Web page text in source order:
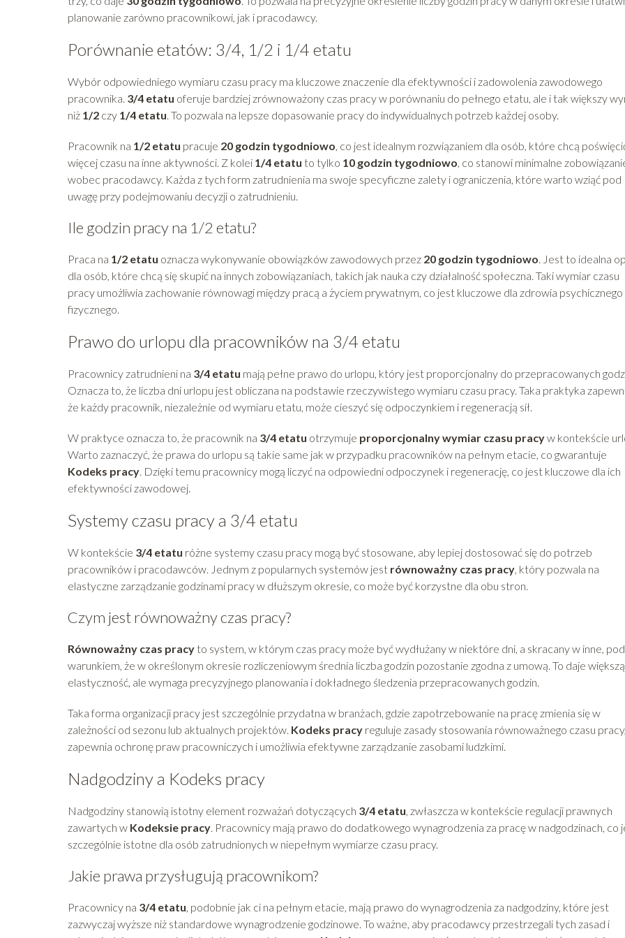
planowanie zarówno pracownikowi, jak i pracodawcy.
Porównanie etatów: 3/4, 1/2 i 1/4 etatu
Wybór odpowiedniego wymiaru czasu pracy ma kluczowe znaczenie dla efektywności i zadowolenia zawodowego
pracownika. 3/4 etatu oferuje bardziej zrównoważony czas pracy w porównaniu do pełnego etatu, ale i tak większy
niż 1/2 czy 1/4 etatu. To pozwala na lepsze dopasowanie pracy do indywidualnych potrzeb każdej osoby.
Pracownik na 1/2 etatu pracuje 20 godzin tygodniowo, co jest idealnym rozwiązaniem dla osób, które chcą
więcej czasu na inne aktywności. Z kolei 1/4 etatu to tylko 10 godzin tygodniowo, co stanowi minimalne
wobec pracodawcy. Każda z tych form zatrudnienia ma swoje specyficzne zalety i ograniczenia, które warto wziąć pod
uwagę przy podejmowaniu decyzji o zatrudnieniu.
Ile godzin pracy na 1/2 etatu?
Praca na 1/2 etatu oznacza wykonywanie obowiązków zawodowych przez 20 godzin tygodniowo. Jest to idealna
dla osób, które chcą się skupić na innych zobowiązaniach, takich jak nauka czy działalność społeczna. Taki wymiar czasu
pracy umożliwia zachowanie równowagi między pracą a życiem prywatnym, co jest kluczowe dla zdrowia psychicznego
fizycznego.
Prawo do urlopu dla pracowników na 3/4 etatu
Pracownicy zatrudnieni na 3/4 etatu mają pełne prawo do urlopu, który jest proporcjonalny do przepracowanych
Oznacza to, że liczba dni urlopu jest obliczana na podstawie rzeczywistego wymiaru czasu pracy. Taka praktyka
że każdy pracownik, niezależnie od wymiaru etatu, może cieszyć się odpoczynkiem i regeneracją sił.
W praktyce oznacza to, że pracownik na 3/4 etatu otrzymuje proporcjonalny wymiar czasu pracyw kontekście
Warto zaznaczyć, że prawa do urlopu są takie same jak w przypadku pracowników na pełnym etacie, co gwarantuje
Kodeks pracy. Dzięki temu pracownicy mogą liczyć na odpowiedni odpoczynek i regenerację, co jest kluczowe dla ich
efektywności zawodowej.
Systemy czasu pracy a 3/4 etatu
W kontekście 3/4 etatu różne systemy czasu pracy mogą być stosowane, aby lepiej dostosować się do potrzeb
pracowników i pracodawców. Jednym z popularnych systemów jest równoważny czas pracy, który pozwala na
elastyczne zarządzanie godzinami pracy w dłuższym okresie, co może być korzystne dla obu stron.
Czym jest równoważny czas pracy?
Równoważny czas pracy to system, w którym czas pracy może być wydłużany w niektóre dni, a skracany w inne, pod
warunkiem, że w określonym okresie rozliczeniowym średnia liczba godzin pozostanie zgodna z umową. To daje większą
elastyczność, ale wymaga precyzyjnego planowania i dokładnego śledzenia przepracowanych godzin.
Taka forma organizacji pracy jest szczególnie przydatna w branżach, gdzie zapotrzebowanie na pracę zmienia się w
zależności od sezonu lub aktualnych projektów. Kodeks pracy reguluje zasady stosowania równoważnego czasu
zapewnia ochronę praw pracowniczych i umożliwia efektywne zarządzanie zasobami ludzkimi.
Nadgodziny a Kodeks pracy
Nadgodziny stanowią istotny element rozważań dotyczących 3/4 etatu, zwłaszcza w kontekście regulacji prawnych
zawartych w Kodeksie pracy. Pracownicy mają prawo do dodatkowego wynagrodzenia za pracę w nadgodzinach, co
szczególnie istotne dla osób zatrudnionych w niepełnym wymiarze czasu pracy.
Jakie prawa przysługują pracownikom?
Pracownicy na 3/4 etatu, podobnie jak ci na pełnym etacie, mają prawo do wynagrodzenia za nadgodziny, które jest
zazwyczaj wyższe niż standardowe wynagrodzenie godzinowe. To ważne, aby pracodawcy przestrzegali tych zasad i